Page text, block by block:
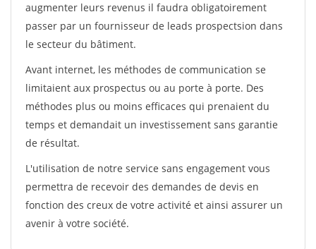
augmenter leurs revenus il faudra obligatoirement
passer par un fournisseur de leads prospectsion dans
le secteur du bâtiment.
Avant internet, les méthodes de communication se
limitaient aux prospectus ou au porte à porte. Des
méthodes plus ou moins efficaces qui prenaient du
temps et demandait un investissement sans garantie
de résultat.
L'utilisation de notre service sans engagement vous
permettra de recevoir des demandes de devis en
fonction des creux de votre activité et ainsi assurer un
avenir à votre société.